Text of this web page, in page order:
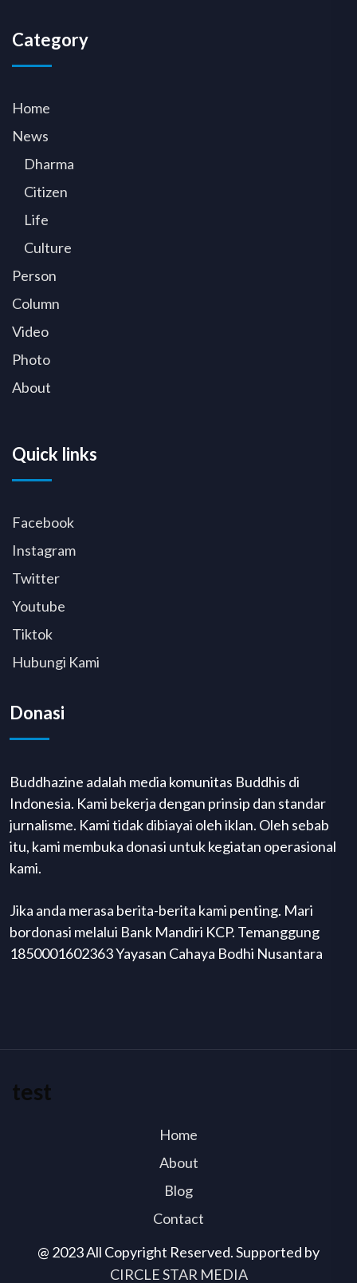
Category
Home
News
Dharma
Citizen
Life
Culture
Person
Column
Video
Photo
About
Quick links
Facebook
Instagram
Twitter
Youtube
Tiktok
Hubungi Kami
Donasi
Buddhazine adalah media komunitas Buddhis di
Indonesia. Kami bekerja dengan prinsip dan standar
jurnalisme. Kami tidak dibiayai oleh iklan. Oleh sebab
itu, kami membuka donasi untuk kegiatan operasional
kami.
Jika anda merasa berita-berita kami penting. Mari
bordonasi melalui Bank Mandiri KCP. Temanggung
1850001602363 Yayasan Cahaya Bodhi Nusantara
@ 2023 All Copyright Reserved. Supported by
CIRCLE STAR MEDIA
test
Home
About
Blog
Contact